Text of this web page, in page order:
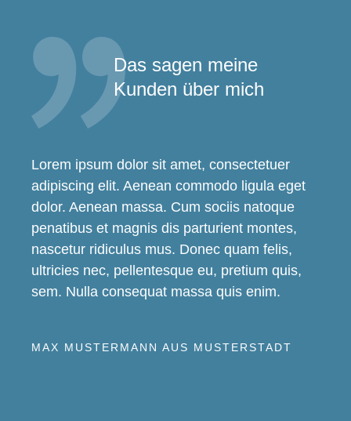
Das sagen meine
Kunden über mich
Lorem ipsum dolor sit amet, consectetuer
adipiscing elit. Aenean commodo ligula eget
dolor. Aenean massa. Cum sociis natoque
penatibus et magnis dis parturient montes,
nascetur ridiculus mus. Donec quam felis,
ultricies nec, pellentesque eu, pretium quis,
sem. Nulla consequat massa quis enim.
MAX MUSTERMANN AUS MUSTERSTADT